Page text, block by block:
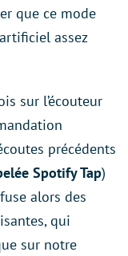
que ce mode
assez
sur l’écouteur
précédents
Spotify Tap)
alors des
qui
sur notre